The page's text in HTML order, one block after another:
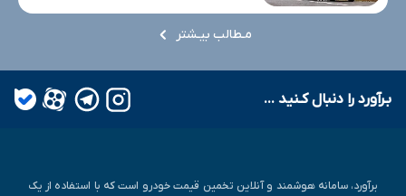
مـطالب بیـشتر
بـرآورد را دنبال کـنید ...
برآورد، سامانه هوشمند و آنلاین تخمین قیمت خودرو است که با استفاده از یک